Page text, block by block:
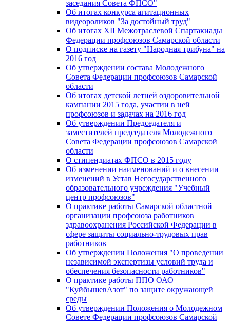
заседания Совета ФПСО"
Об итогах конкурса агитационных
видеороликов "За достойный труд"
Об итогах XII Межотраслевой Спартакиады
Федерации профсоюзов Самарской области
О подписке на газету "Народная трибуна" на
2016 год
Об утверждении состава Молодежного
Совета Федерации профсоюзов Самарской
области
Об итогах детской летней оздоровительной
кампании 2015 года, участии в ней
профсоюзов и задачах на 2016 год
Об утверждении Председателя и
заместителей председателя Молодежного
Совета Федерации профсоюзов Самарской
области
О стипендиатах ФПСО в 2015 году
Об изменении наименований и о внесении
изменений в Устав Негосударственного
образовательного учреждения "Учебный
центр профсоюзов"
О практике работы Самарской областной
организации профсоюза работников
здравоохранения Российской Федерации в
сфере защиты социально-трудовых прав
работников
Об утверждении Положения "О проведении
независимой экспертизы условий труда и
обеспечения безопасности работников"
О практике работы ППО ОАО
"КуйбышевАзот" по защите окружающей
среды
Об утверждении Положения о Молодежном
Совете Федерации профсоюзов Самарской